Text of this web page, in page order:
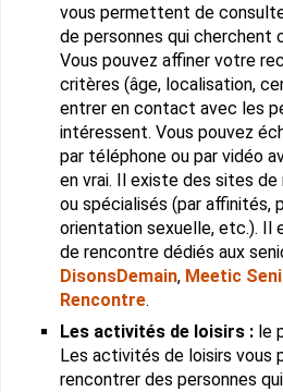
vous permettent de
de personnes qui cherchent
Vous pouvez affiner votre
critères (âge, localisation,
entrer en contact avec les
intéressent. Vous pouvez
par téléphone ou par vidéo
en vrai. Il existe des sites
ou spécialisés (par affinités,
orientation sexuelle, etc.). Il
de rencontre dédiés aux
DisonsDemain, Meetic
Rencontre.
Les activités de loisirs :le
Les activités de loisirs vous
rencontrer des personnes